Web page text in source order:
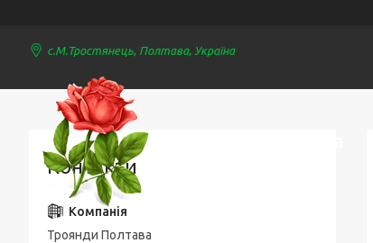
с.М.Тростянець, Полтава, Україна
Контакти
Троянди Полтава